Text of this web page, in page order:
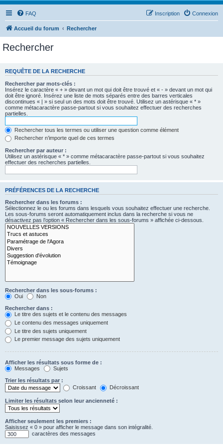
FAQ Connexion
Inscription
Accueil du forum Rechercher
Rechercher
REQUÊTE DE LA RECHERCHE
Rechercher par mots-clés :
Insérez le caractère « + » devant un mot qui doit être trouvé et « - » devant un mot qui
doit être ignoré. Insérez une liste de mots séparés entre des barres verticales
discontinues « | » si seul un des mots doit être trouvé. Utilisez un astérisque « * »
comme métacaractère passe-partout si vous souhaitez effectuer des recherches
partielles.
Rechercher tous les termes ou utiliser une question comme élément
Rechercher n’importe quel de ces termes
Rechercher par auteur :
Utilisez un astérisque « * » comme métacaractère passe-partout si vous souhaitez
effectuer des recherches partielles.
PRÉFÉRENCES DE LA RECHERCHE
Rechercher dans les forums :
Sélectionnez le ou les forums dans lesquels vous souhaitez effectuer une recherche.
Les sous-forums seront automatiquement inclus dans la recherche si vous ne
désactivez pas l’option « Rechercher dans les sous-forums » affichée ci-dessous.
Rechercher dans les sous-forums :
Oui
Non
Rechercher dans :
Le titre des sujets et le contenu des messages
Le contenu des messages uniquement
Le titre des sujets uniquement
Le premier message des sujets uniquement
Afficher les résultats sous forme de :
Messages
Sujets
Trier les résultats par :
Croissant
Décroissant
Limiter les résultats selon leur ancienneté :
Afficher seulement les premiers :
Saisissez « 0 » pour afficher le message dans son intégralité.
caractères des messages